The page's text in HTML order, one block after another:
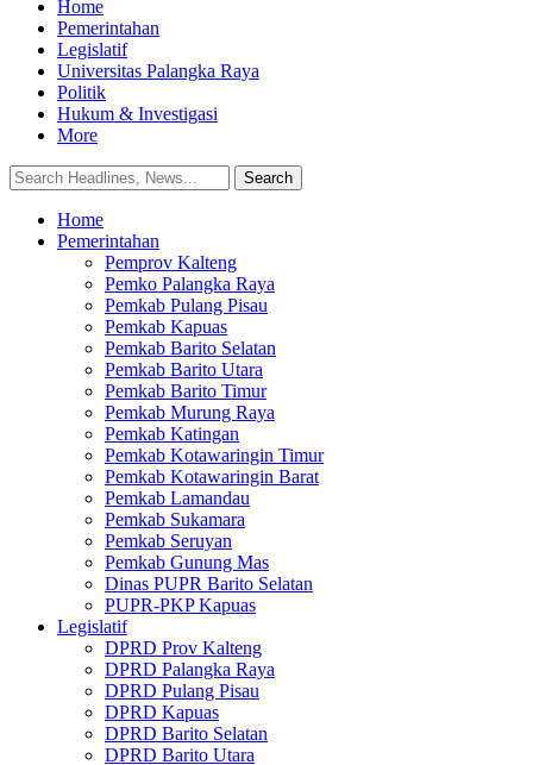
Home
Pemerintahan
Legislatif
Universitas Palangka Raya
Politik
Hukum & Investigasi
More
Home
Pemerintahan
Pemprov Kalteng
Pemko Palangka Raya
Pemkab Pulang Pisau
Pemkab Kapuas
Pemkab Barito Selatan
Pemkab Barito Utara
Pemkab Barito Timur
Pemkab Murung Raya
Pemkab Katingan
Pemkab Kotawaringin Timur
Pemkab Kotawaringin Barat
Pemkab Lamandau
Pemkab Sukamara
Pemkab Seruyan
Pemkab Gunung Mas
Dinas PUPR Barito Selatan
PUPR-PKP Kapuas
Legislatif
DPRD Prov Kalteng
DPRD Palangka Raya
DPRD Pulang Pisau
DPRD Kapuas
DPRD Barito Selatan
DPRD Barito Utara